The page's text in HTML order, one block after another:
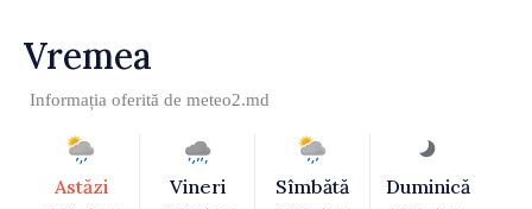
Vremea
Informația oferită de meteo2.md
Astăzi Vineri Sîmbătă Duminică